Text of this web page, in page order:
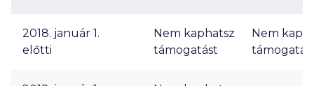
2018. január 1.
előtti
Nem kaphatsz
támogatást
Nem